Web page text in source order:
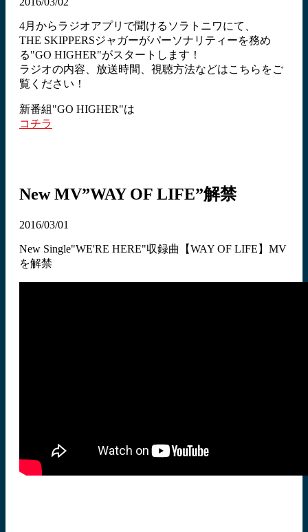
4月からラジオアプリで聞けるソラトニワにて、
THE SKIPPERSジャガーがパーソナリティーを務め
る"GO HIGHER"がスタートします！
ラジオの内容、放送時間、視聴方法などはこちらをご
覧ください！
新番組"GO HIGHER"は
コチラ
New MV”WAY OF LIFE”解禁
2016/03/01
New Single"WE'RE HERE"収録曲【WAY OF LIFE】MV
を解禁